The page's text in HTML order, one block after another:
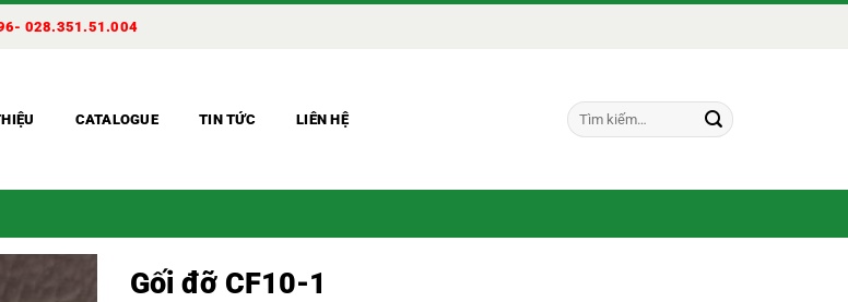
028.351.51.004
CATALOGUE TIN TỨC LIÊN HỆ
Tìm
kiếm:
Gối đỡ CF10-1